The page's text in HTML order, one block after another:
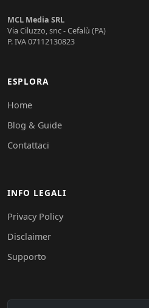
MCL Media SRL
Via Ciluzzo, snc - Cefalù (PA)
P. IVA 07112130823
ESPLORA
Home
Blog & Guide
Contattaci
INFO LEGALI
Privacy Policy
Disclaimer
Supporto